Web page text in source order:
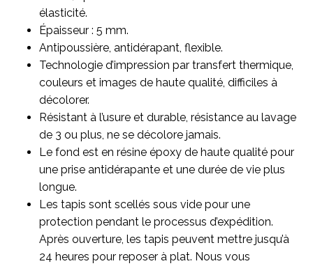
élasticité.
Épaisseur : 5 mm.
Antipoussière, antidérapant, flexible.
Technologie d’impression par transfert thermique,
couleurs et images de haute qualité, difficiles à
décolorer.
Résistant à l’usure et durable, résistance au lavage
de 3 ou plus, ne se décolore jamais.
Le fond est en résine époxy de haute qualité pour
une prise antidérapante et une durée de vie plus
longue.
Les tapis sont scellés sous vide pour une
protection pendant le processus d’expédition.
Après ouverture, les tapis peuvent mettre jusqu’à
24 heures pour reposer à plat. Nous vous